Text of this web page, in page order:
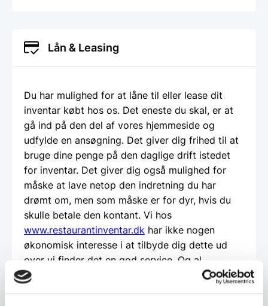
Lån & Leasing
Du har mulighed for at låne til eller lease dit
inventar købt hos os. Det eneste du skal, er at
gå ind på den del af vores hjemmeside og
udfylde en ansøgning. Det giver dig frihed til at
bruge dine penge på den daglige drift istedet
for inventar. Det giver dig også mulighed for
måske at lave netop den indretning du har
drømt om, men som måske er for dyr, hvis du
skulle betale den kontant. Vi hos
www.restaurantinventar.dk har ikke nogen
økonomisk interesse i at tilbyde dig dette ud
over vi finder det en god service. Og al
låntagning og leasing foregår direkte imellem